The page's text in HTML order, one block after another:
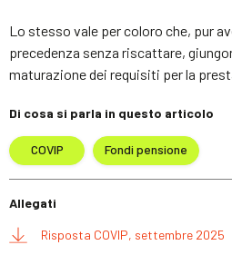
Lo stesso vale per coloro che, pur
precedenza senza riscattare,
maturazione dei requisiti per la
Di cosa si parla in questo articolo
COVIP Fondi pensione
Allegati
Risposta COVIP, settembre 2025